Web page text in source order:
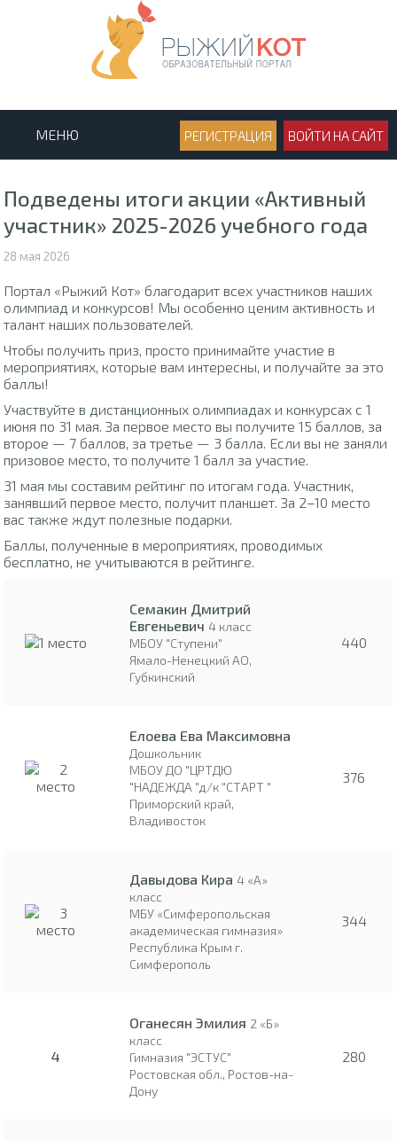
МЕНЮ РЕГИСТРАЦИЯ ВОЙТИ НА САЙТ
Подведены итоги акции «Активный
участник» 2025-2026 учебного года
28 мая 2026
Портал «Рыжий Кот» благодарит всех участников наших
олимпиад и конкурсов! Мы особенно ценим активность и
талант наших пользователей.
Чтобы получить приз, просто принимайте участие в
мероприятиях, которые вам интересны, и получайте за это
баллы!
Участвуйте в дистанционных олимпиадах и конкурсах с 1
июня по 31 мая. За первое место вы получите 15 баллов, за
второе — 7 баллов, за третье — 3 балла. Если вы не заняли
призовое место, то получите 1 балл за участие.
31 мая мы составим рейтинг по итогам года. Участник,
занявший первое место, получит планшет. За 2–10 место
вас также ждут полезные подарки.
Баллы, полученные в мероприятиях, проводимых
бесплатно, не учитываются в рейтинге.
Семакин Дмитрий
Евгеньевич 4 класс
МБОУ "Ступени"
Ямало-Ненецкий АО,
Губкинский
440
Елоева Ева Максимовна
Дошкольник
МБОУ ДО "ЦРТДЮ
"НАДЕЖДА "д/к "СТАРТ "
Приморский край,
Владивосток
376
Давыдова Кира 4 «А»
класс
МБУ «Симферопольская
академическая гимназия»
Республика Крым г.
Симферополь
344
4
Оганесян Эмилия 2 «Б»
класс
Гимназия "ЭСТУС"
Ростовская обл., Ростов-на-
Дону
280